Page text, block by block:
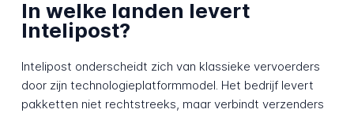
In welke landen levert
Intelipost?
Intelipost onderscheidt zich van klassieke vervoerders
door zijn technologieplatformmodel. Het bedrijf levert
pakketten niet rechtstreeks, maar verbindt verzenders